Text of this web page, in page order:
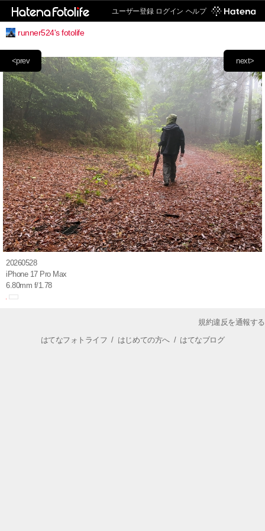
ユーザー登録 ログイン ヘルプ
runner524's fotolife
next>
<prev
20260528
iPhone 17 Pro Max
6.80mm f/1.78
規約違反を通報する
はてなフォトライフ / はじめての方へ/ はてなブログ